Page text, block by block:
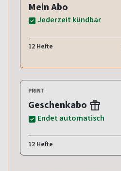
Mein Abo
Jederzeit kündbar
12 Hefte
PRINT
Geschenkabo
Endet automatisch
12 Hefte